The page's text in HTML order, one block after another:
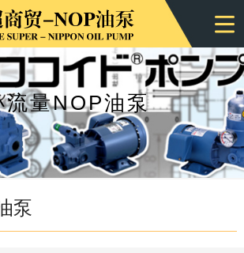
流量NOP油泵
泵